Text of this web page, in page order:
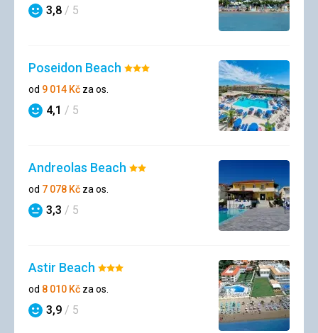
Hodnocení
3,8 / 5
Poseidon Beach Hodnocení:
od 9 014 Kč za os.
Hodnocení
4,1 / 5
Andreolas Beach Hodnocení:
od 7 078 Kč za os.
Hodnocení
3,3 / 5
Astir Beach Hodnocení:
3/5
od 8 010 Kč za os.
Hodnocení
3,9 / 5